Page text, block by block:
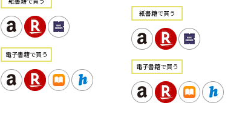
電⼦書籍で買う
紙書籍で買う
電⼦書籍で買う